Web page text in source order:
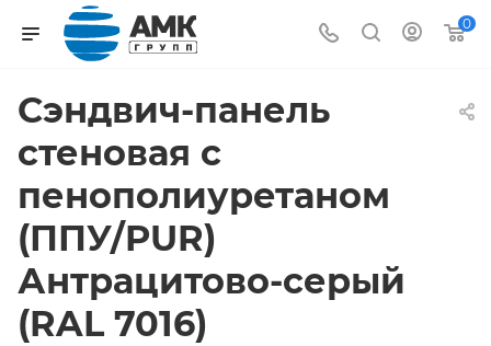
0
Сэндвич-панель
стеновая с
пенополиуретаном
(ППУ/PUR)
Антрацитово-серый
(RAL 7016)